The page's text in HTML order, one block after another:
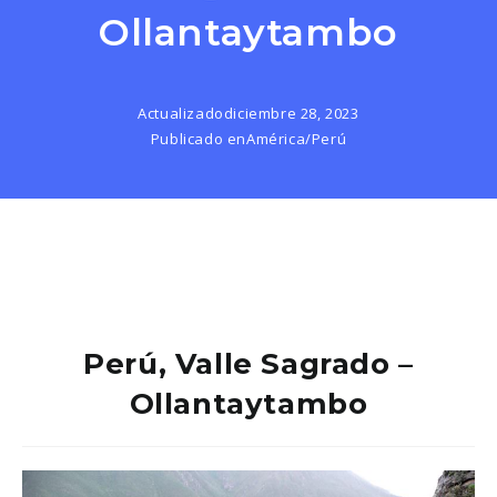
Ollantaytambo
Actualizadodiciembre 28, 2023
Publicado enAmérica/Perú
Perú, Valle Sagrado –
Ollantaytambo